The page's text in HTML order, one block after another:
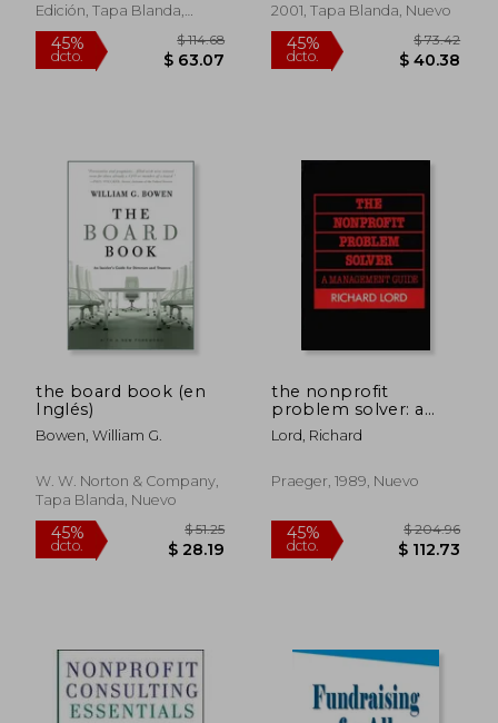
lucrativos
Edición, Tapa Blanda,
Nuevo
45%
2001, Tapa Blanda, Nuevo
45%
the board book (en
Inglés)
Bowen, William G.
W. W. Norton & Company,
Tapa Blanda, Nuevo
the nonprofit
problem solver: a
management guide
(en Inglés)
Lord, Richard
Praeger, 1989, Nuevo